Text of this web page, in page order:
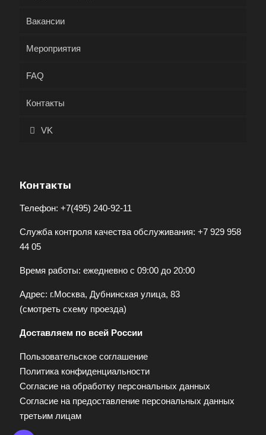
Вакансии
Мероприятия
FAQ
Контакты
VK
Контакты
Телефон: +7(495) 240-92-11
Служба контроля качества обслуживания: +7 929 958
44 05
Время работы: ежедневно с 09:00 до 20:00
Адрес: г.Москва, Дубнинская улица, 83
(смотреть схему проезда)
Доставляем по всей России
Пользовательское соглашение
Политика конфиденциальности
Согласие на обработку персональных данных
Согласие на предоставление персональных данных
третьим лицам